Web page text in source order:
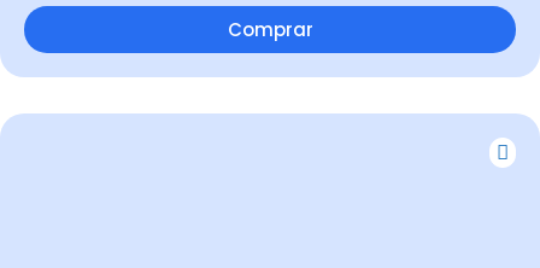
Comprar